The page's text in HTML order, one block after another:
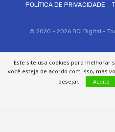
POLÍTICA DE PRIVACIDADE
© 2020 - 2026 DCI Digital -
Este site usa cookies para melhorar
você esteja de acordo com isso, mas
desejar.
Aceito